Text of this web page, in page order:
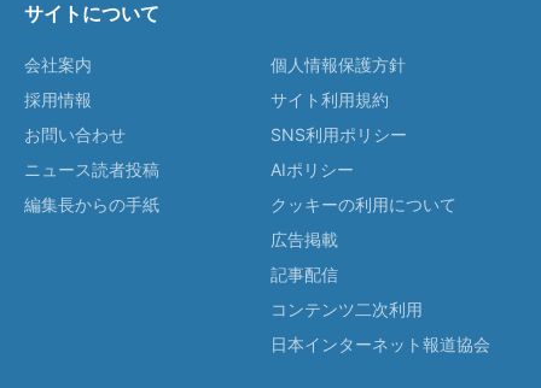
サイトについて
会社案内
採用情報
お問い合わせ
ニュース読者投稿
編集長からの手紙
個人情報保護方針
サイト利用規約
SNS利用ポリシー
AIポリシー
クッキーの利用について
広告掲載
記事配信
コンテンツ二次利用
日本インターネット報道協会